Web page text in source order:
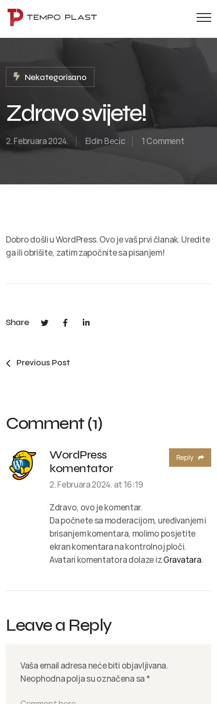
Nekategorisano
Zdravo svijete!
2. Februara 2024. Eldin Becic 1 Comment
Dobro došli u WordPress. Ovo je vaš prvi članak. Uredite
ga ili obrišite, zatim započnite sa pisanjem!
Share
Previous Post
Comment (1)
WordPress
komentator
2. Februara 2024. at 16:19
Reply
Zdravo, ovo je komentar.
Da počnete sa moderacijom, uređivanjem i
brisanjem komentara, molimo posjetite
ekran komentara na kontrolnoj ploči.
Avatari komentatora dolaze izGravatara.
Leave a Reply
Vaša email adresa neće biti objavljivana.
Neophodna polja su označena sa*